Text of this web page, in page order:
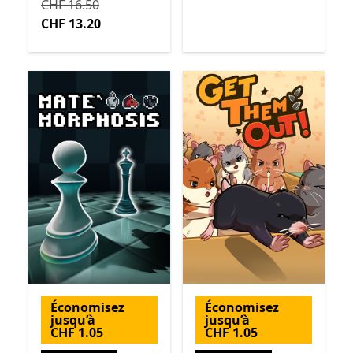
Initialement CHF 16.50 maintenant CHF 13.20
CHF 16.50
CHF 13.20
Économisez
jusqu’à
CHF 1.05
Économisez
jusqu’à
CHF 1.05